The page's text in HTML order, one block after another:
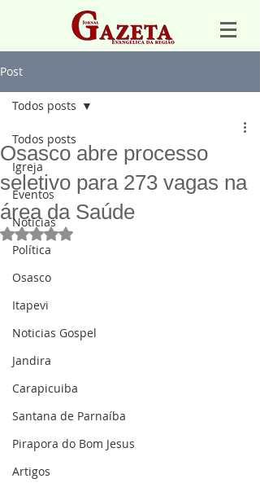
Post
Todos posts
Igreja
Eventos
Notícias
Política
Osasco
Itapevi
Noticias Gospel
Jandira
Carapicuiba
Santana de Parnaíba
Pirapora do Bom Jesus
Artigos
Todos posts
Osasco abre processo
seletivo para 273 vagas na
área da Saúde
Avaliado com NaN de 5 estrelas.